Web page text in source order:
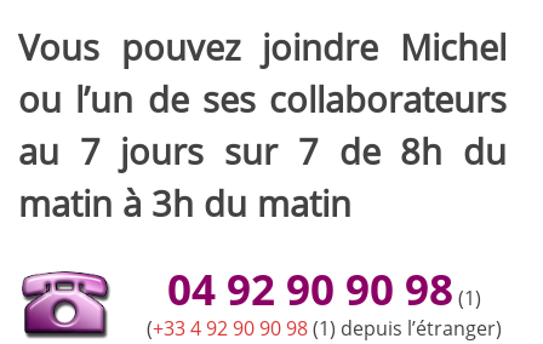
Vous pouvez joindre Michel
ou l’un de ses collaborateurs
au 7 jours sur 7 de 8h du
matin à 3h du matin
04 92 90 90 98 (1)
(+33 4 92 90 90 98(1) depuis l’étranger)